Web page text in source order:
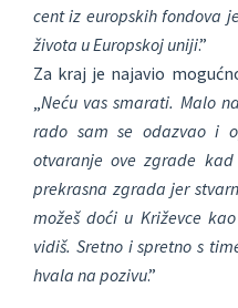
cent iz europskih fondova
života u Europskoj uniji.”
Za kraj je najavio
„Neću vas smarati. Malo
rado sam se odazvao i
otvaranje ove zgrade
prekrasna zgrada jer
možeš doći u Križevce
vidiš. Sretno i spretno s
hvala na pozivu.”